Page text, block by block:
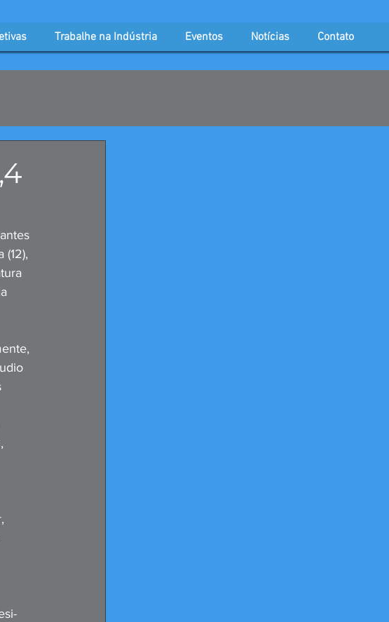
Trabalhe na Indústria Eventos Notícias Contato